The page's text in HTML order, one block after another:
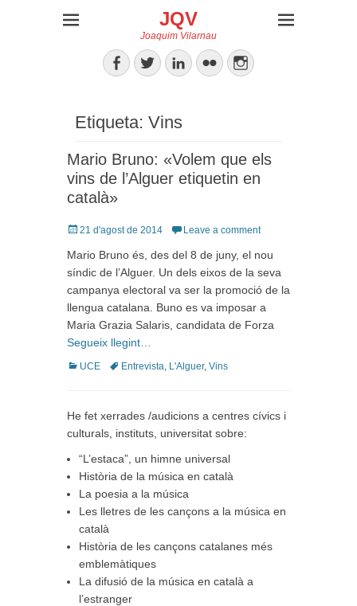
JQV
Joaquim Vilarnau
Facebook
TwitterLinkedIn
FlickrInstagram
Etiqueta: Vins
Mario Bruno: «Volem que els
vins de l’Alguer etiquetin en
català»
Posted
21 d'agost de 2014 Leave a comment
Mario Bruno és, des del 8 de juny, el nou
síndic de l’Alguer. Un dels eixos de la seva
campanya electoral va ser la promoció de la
llengua catalana. Buno es va imposar a
Maria Grazia Salaris, candidata de Forza
Segueix llegint…
Categories
UCE TagsEntrevista, L'Alguer, Vins
He fet xerrades /audicions a centres cívics i
culturals, instituts, universitat sobre:
“L’estaca”, un himne universal
Història de la música en català
La poesia a la música
Les lletres de les cançons a la música en
català
Història de les cançons catalanes més
emblemàtiques
La difusió de la música en català a
l’estranger